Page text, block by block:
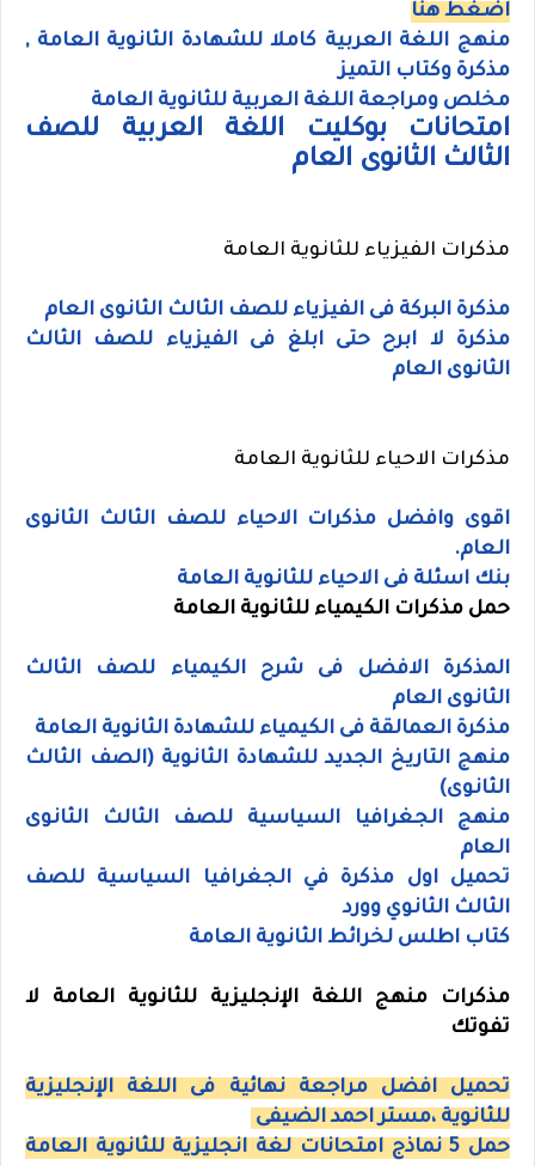
اضغط هنا
منهج اللغة العربية كاملا للشهادة الثانوية العامة ,
مذكرة وكتاب التميز
مخلص ومراجعة اللغة العربية للثانوية العامة
امتحانات بوكليت اللغة العربية للصف
الثالث الثانوى العام
مذكرات الفيزياء للثانوية العامة
مذكرة البركة فى الفيزياء للصف الثالث الثانوى العام
مذكرة لا ابرح حتى ابلغ فى الفيزياء للصف الثالث
الثانوى العام
مذكرات الاحياء للثانوية العامة
اقوى وافضل مذكرات الاحياء للصف الثالث الثانوى
العام.
بنك اسئلة فى الاحياء للثانوية العامة
حمل مذكرات الكيمياء للثانوية العامة
المذكرة الافضل فى شرح الكيمياء للصف الثالث
الثانوى العام
مذكرة العمالقة فى الكيمياء للشهادة الثانوية العامة
منهج التاريخ الجديد للشهادة الثانوية (الصف الثالث
الثانوى)
منهج الجغرافيا السياسية للصف الثالث الثانوى
العام
تحميل اول مذكرة في الجغرافيا السياسية للصف
الثالث الثانوي وورد
كتاب اطلس لخرائط الثانوية العامة
مذكرات منهج اللغة الإنجليزية للثانوية العامة لا
تفوتك
تحميل افضل مراجعة نهائية فى اللغة الإنجليزية
للثانوية ،مستر احمد الضيفى
حمل 5 نماذج امتحانات لغة انجليزية للثانوية العامة